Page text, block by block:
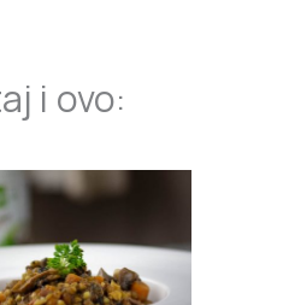
i ovo: